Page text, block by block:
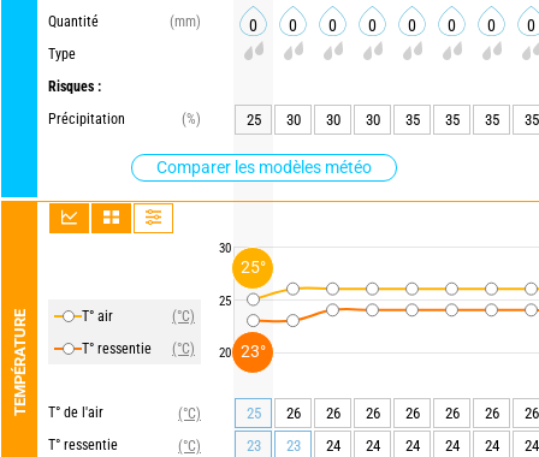
Quantité
(mm)
Type
Risques :
Précipitation
(%)
Comparer les modèles météo
TEMPÉRATURE T° air
(°C)
T° ressentie
(°C)
T° de l'air
(°C)
T° ressentie
(°C)
30
25
20
0 0 0 0 0 0 0 0
25 30 30 30 35 35 35 35
25 26 26 26 26 26 26
26
23
23 24 24 24 24 24 24
25°
23°